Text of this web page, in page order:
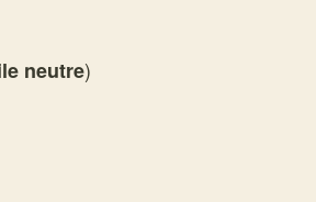
neutre)